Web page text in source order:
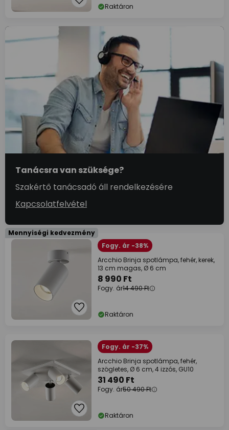
Raktáron
Tanácsra van szüksége?
Szakértő tanácsadó áll rendelkezésére
Kapcsolatfelvétel
Mennyiségi kedvezmény
Fogy. ár -38%
Arcchio Brinja spotlámpa, fehér, kerek,
13 cm magas, Ø 6 cm
8 990 Ft
Fogy. ár14 490 Ft
Raktáron
Fogy. ár -37%
Arcchio Brinja spotlámpa, fehér,
szögletes, Ø 6 cm, 4 izzós, GU10
31 490 Ft
Fogy. ár50 490 Ft
Raktáron